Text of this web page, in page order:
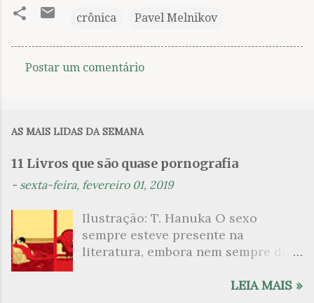
crônica Pavel Melnikov
n
t
i
o
Postar um comentário
AS MAIS LIDAS DA SEMANA
11 Livros que são quase pornografia
- sexta-feira, fevereiro 01, 2019
Ilustração: T. Hanuka O sexo
sempre esteve presente na
literatura, embora nem sempre de
que mergulharam em sua própria
LEIA MAIS »